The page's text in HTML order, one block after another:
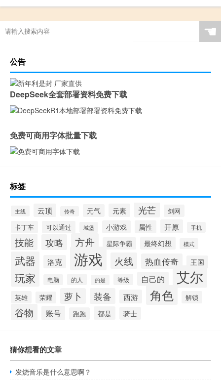
☚
公告
DeepSeek全套部署资料免费下载
免费可商用字体批量下载
标签
主线 云顶 传奇 元气 元素 光芒
剑网
卡丁车
可以通过 城堡 小游戏 属性 开原 手机
技能 攻略 方舟 星际争霸 最终幻想 模式
武器 洛克 游戏 火线 热血传奇 王国
玩家 电脑 的人 的是 等级 自己的 艾尔
英雄 荣耀 萝卜 装备 西游 角色 解锁
谷物 账号 跑跑 都是 骑士
猜你想看的文章
发烧音乐是什么意思啊？